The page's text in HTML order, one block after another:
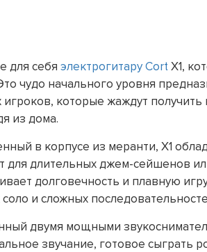
для себя электрогитаруCortX1,
чудо начального уровня
которые жаждут
из дома.
в корпусе из меранти, X1
для длительных джем-сейшенов
долговечность и плавную
и сложных
двумя мощными
звучание, готовое